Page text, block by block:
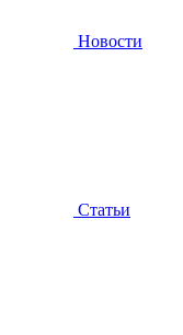
Новости
Статьи